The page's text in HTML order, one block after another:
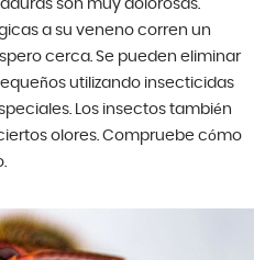
son muy dolorosas.
a su veneno corren un
cerca. Se pueden eliminar
utilizando insecticidas
Los insectos también
olores. Compruebe cómo